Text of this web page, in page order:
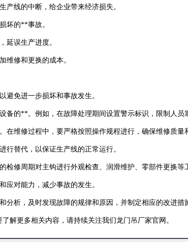
产线的中断，给企业带来经济损失。
坏的**事故。
延误生产进度。
维修和更换的成本。
避免进一步损坏和事故发生。
的**。例如，在故障处理期间设置警示标识，限制人员
维修过程中，要严格按照操作规程进行，确保维修质量
行替代，以保证生产线的正常运行。
修周期对主钩进行外观检查、润滑维护、零部件更换等
应对能力，减少事故的发生。
析，及时发现故障的规律和原因，并制定相应的改进措
解更多相关内容，请持续关注我们龙门吊厂家官网。